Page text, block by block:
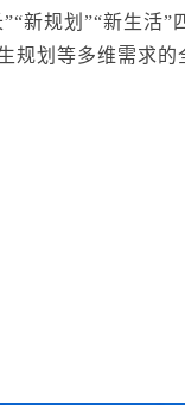
新规划”“新生活
规划等多维需求的